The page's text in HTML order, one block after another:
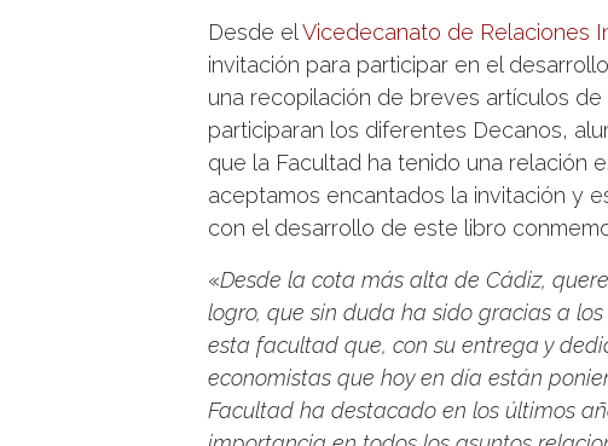
Desde el Vicedecanato de Relaciones
invitación para participar en el
una recopilación de breves artículos
participaran los diferentes Decanos,
que la Facultad ha tenido una relación
aceptamos encantados la invitación y
con el desarrollo de este libro
«Desde la cota más alta de Cádiz,
logro, que sin duda ha sido gracias a
esta facultad que, con su entrega y
economistas que hoy en día están
Facultad ha destacado en los últimos